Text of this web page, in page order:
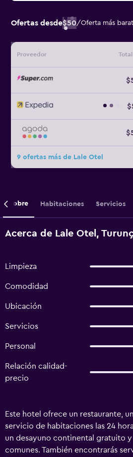
Ofertas desde$50/Oferta más
Proveedor
9 ofertas más de Lale Otel
Sobre Habitaciones Servicios
Acerca de Lale Otel, Turunç
Limpieza
Comodidad
Ubicación
Servicios
Personal
Relación calidad-
precio
Este hotel ofrece un restaurante,
servicio de habitaciones las 24
un desayuno continental gratuito
comunes. También encontrarás